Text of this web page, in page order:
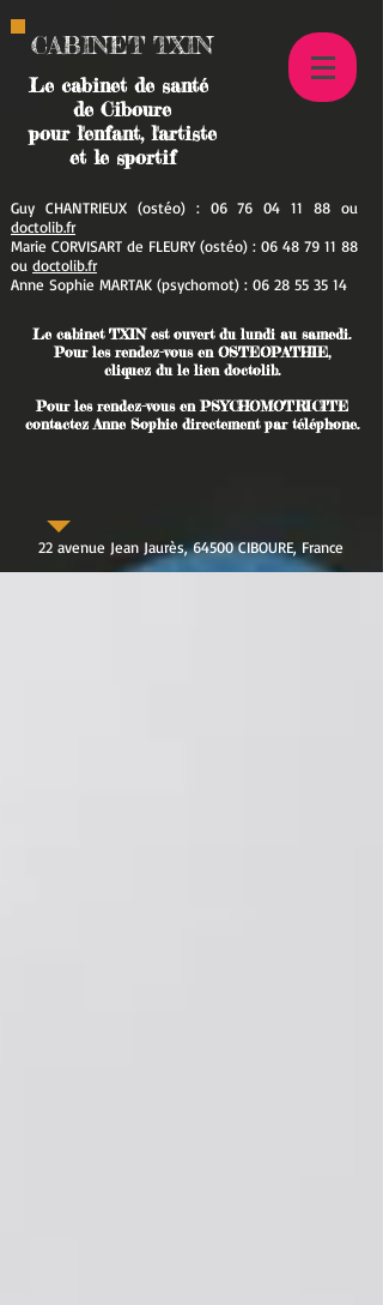
CABINET TXIN
Le cabinet de santé
de Ciboure
pour l'enfant, l'artiste
et le sportif
Guy CHANTRIEUX (ostéo) : 06 76 04 11 88 ou
doctolib.fr
Marie CORVISART de FLEURY (ostéo) : 06 48 79 11 88
ou doctolib.fr
Anne Sophie MARTAK (psychomot) : 06 28 55 35 14
Le cabinet TXIN est ouvert du lundi au samedi.
Pour les rendez-vous en OSTEOPATHIE,
cliquez du le lien doctolib.
Pour les rendez-vous en PSYCHOMOTRICITE
contactez Anne Sophie directement par téléphone.
22 avenue Jean Jaurès, 64500 CIBOURE, France